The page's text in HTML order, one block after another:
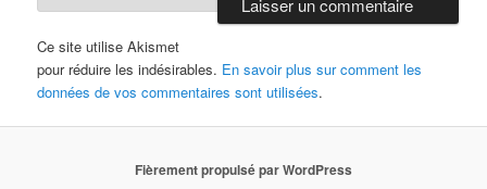
Ce site utilise Akismet
pour réduire les indésirables. En savoir plus sur comment les
données de vos commentaires sont utilisées.
Fièrement propulsé par WordPress